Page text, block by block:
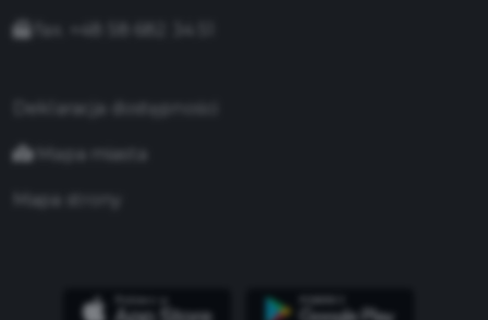
Deklaracja dostępności
Mapa miasta
Mapa strony